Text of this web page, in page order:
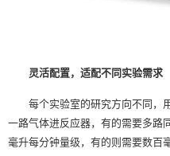
灵活配置，适配不同实验需求
每个实验室的研究方向不同，
一路气体进反应器，有的需要多路
毫升每分钟量级，有的则需要数百毫